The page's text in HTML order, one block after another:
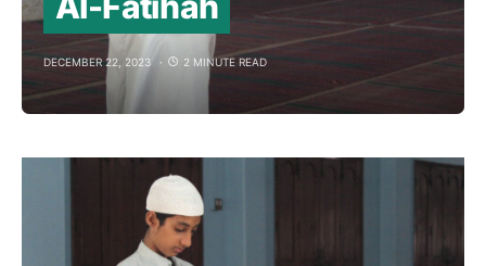
DECEMBER 22, 2023 2 MINUTE READ